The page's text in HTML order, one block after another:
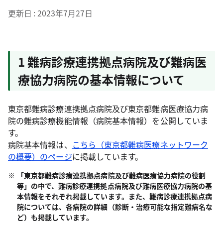
更新日 2023年7月27日
1 難病診療連携拠点病院及び難病医
療協力病院の基本情報について
東京都難病診療連携拠点病院及び東京都難病医療協力病
院の難病診療機能情報（病院基本情報）を公開していま
す。
病院基本情報は、 こちら（東京都難病医療ネットワーク
の概要）のページに掲載しています。
「東京都難病診療連携拠点病院及び難病医療協力病院の役割
等」の中で、難病診療連携拠点病院及び難病医療協力病院の基
本情報をそれぞれ掲載しています。また、難病診療連携拠点病
院については、各病院の詳細（診断・治療可能な指定難病名な
ど）も掲載しています。